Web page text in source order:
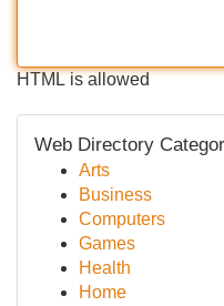
HTML is allowed
Web Directory
Arts
Business
Computers
Games
Health
Home